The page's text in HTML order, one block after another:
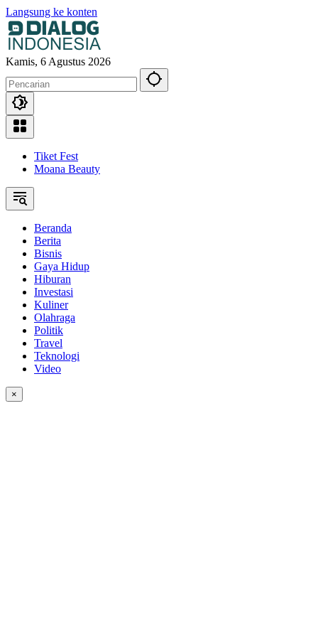
Langsung ke konten
Kamis, 6 Agustus 2026
Tiket Fest
Moana Beauty
Beranda
Berita
Bisnis
Gaya Hidup
Hiburan
Investasi
Kuliner
Olahraga
Politik
Travel
Teknologi
Video
×